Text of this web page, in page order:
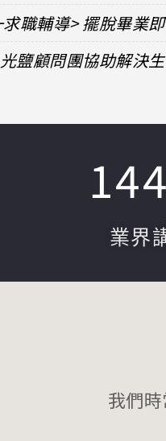
職輔導> 擺脫畢業
鹽顧問團協助解決
業界
144
我們